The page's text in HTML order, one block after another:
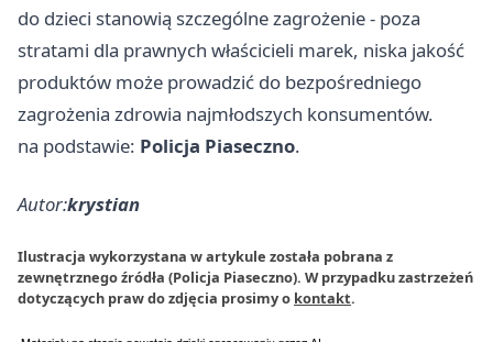
do dzieci stanowią szczególne zagrożenie - poza
stratami dla prawnych właścicieli marek, niska jakość
produktów może prowadzić do bezpośredniego
zagrożenia zdrowia najmłodszych konsumentów.
na podstawie: Policja Piaseczno.
Autor:krystian
Ilustracja wykorzystana w artykule została pobrana z
zewnętrznego źródła (Policja Piaseczno). W przypadku zastrzeżeń
dotyczących praw do zdjęcia prosimy o kontakt.